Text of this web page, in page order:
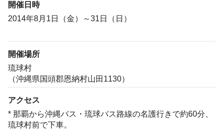
開催日時
2014年8月1日（金）～31日（日）
開催場所
琉球村
（沖縄県国頭郡恩納村山田1130）
アクセス
* 那覇から沖縄バス・琉球バス路線の名護行きで約60分、
琉球村前で下車。